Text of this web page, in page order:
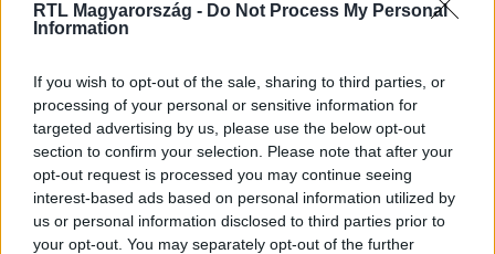
RTL Magyarország - Do Not Process My Personal
Information
If you wish to opt-out of the sale, sharing to third parties, or
processing of your personal or sensitive information for
targeted advertising by us, please use the below opt-out
section to confirm your selection. Please note that after your
opt-out request is processed you may continue seeing
interest-based ads based on personal information utilized by
us or personal information disclosed to third parties prior to
your opt-out. You may separately opt-out of the further
Kövess minket, és értesülj a friss hírekről a
Facebookon is!
Követem